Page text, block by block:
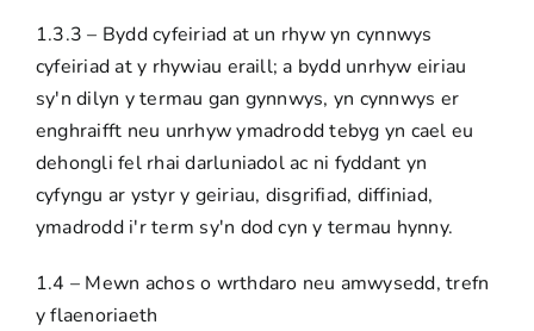
1.3.3 – Bydd cyfeiriad at un rhyw yn cynnwys
cyfeiriad at y rhywiau eraill; a bydd unrhyw eiriau
sy'n dilyn y termau gan gynnwys, yn cynnwys er
enghraifft neu unrhyw ymadrodd tebyg yn cael eu
dehongli fel rhai darluniadol ac ni fyddant yn
cyfyngu ar ystyr y geiriau, disgrifiad, diffiniad,
ymadrodd i'r term sy'n dod cyn y termau hynny.
1.4 – Mewn achos o wrthdaro neu amwysedd, trefn
y flaenoriaeth